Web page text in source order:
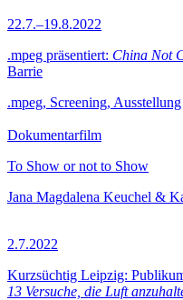
22.7.–19.8.2022
.mpeg präsentiert: China Not
Barrie
.mpeg, Screening, Ausstellung
Dokumentarfilm
To Show or not to Show
Jana Magdalena Keuchel &
2.7.2022
Kurzsüchtig Leipzig:
13 Versuche, die Luft